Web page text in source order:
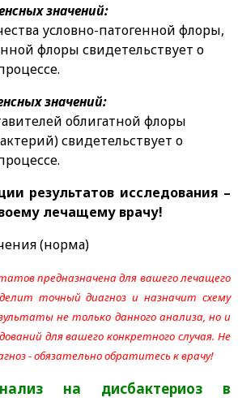
значений:
условно-патогенной флоры,
флоры свидетельствует о
значений:
облигатной флоры
свидетельствует о
результатов исследования –
лечащему врачу!
(норма)
предназначена для вашего лечащего
точный диагноз и назначит схему
не только данного анализа, но и
для вашего конкретного случая. Не
- обязательно обратитесь к врачу!
на дисбактериоз
в